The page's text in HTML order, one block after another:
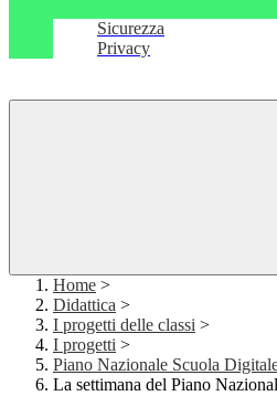
Sicurezza
Privacy
Home >
Didattica >
I progetti delle classi >
I progetti >
Piano Nazionale Scuola
La settimana del Piano